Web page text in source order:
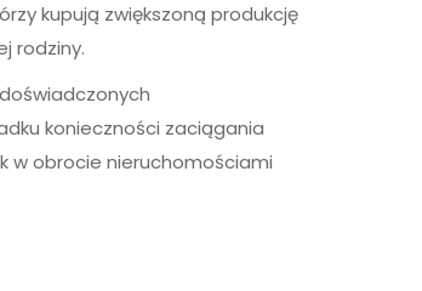
kupują zwiększoną produkcję
rodziny.
konieczności zaciągania
w obrocie nieruchomościami